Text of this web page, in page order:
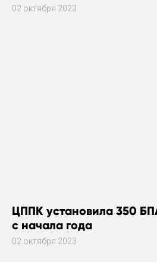
02 октября 2023
ЦППК установила 350
с начала года
02 октября 2023